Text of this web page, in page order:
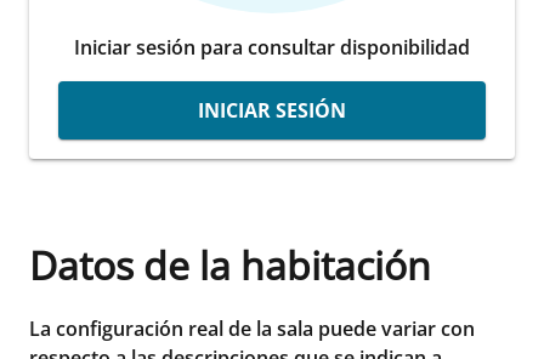
Iniciar sesión para consultar disponibilidad
INICIAR SESIÓN
Datos de la habitación
La configuración real de la sala puede variar con